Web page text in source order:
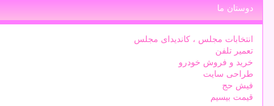
دوستان ما
انتخابات مجلس ، کاندیدای مجلس
تعمیر تلفن
خرید و فروش خودرو
طراحی سایت
فیش حج
قیمت بیسیم